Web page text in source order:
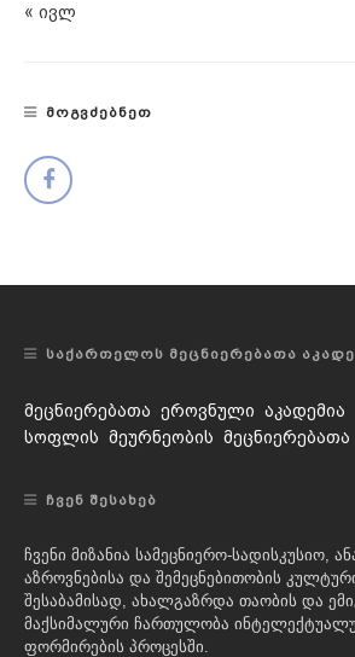
« ივლ
ᲛᲝᲒᲕᲫᲔᲑᲜᲔᲗ
ᲡᲐᲥᲐᲠᲗᲔᲚᲝᲡ ᲛᲔᲪᲜᲘᲔᲠᲔᲑᲐᲗᲐ
მეცნიერებათა ეროვნული აკადემია
სოფლის მეურნეობის მეცნიერებათა
ᲩᲕᲔᲜ ᲨᲔᲡᲐᲮᲔᲑ
ჩვენი მიზანია სამეცნიერო-სადისკუსიო,
აზროვნებისა და შემეცნებითობის
შესაბამისად, ახალგაზრდა თაობის და
მაქსიმალური ჩართულობა
ფორმირების პროცესში.